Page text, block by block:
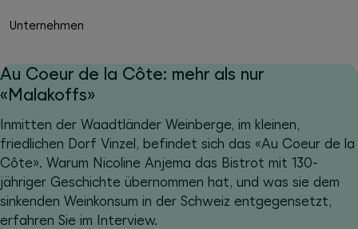
Unternehmen
Au Coeur de la Côte: mehr als nur
«Malakoffs»
Inmitten der Waadtländer Weinberge, im kleinen,
friedlichen Dorf Vinzel, befindet sich das «Au Coeur de la
Côte». Warum Nicoline Anjema das Bistrot mit 130-
jähriger Geschichte übernommen hat, und was sie dem
sinkenden Weinkonsum in der Schweiz entgegensetzt,
erfahren Sie im Interview.